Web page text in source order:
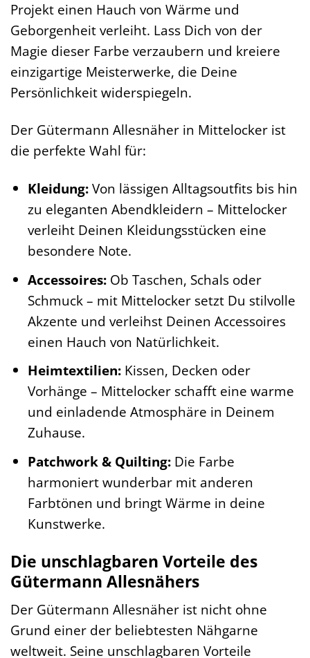
Projekt einen Hauch von Wärme und
Geborgenheit verleiht. Lass Dich von der
Magie dieser Farbe verzaubern und kreiere
einzigartige Meisterwerke, die Deine
Persönlichkeit widerspiegeln.
Der Gütermann Allesnäher in Mittelocker ist
die perfekte Wahl für:
Kleidung:Von lässigen Alltagsoutfits bis hin
zu eleganten Abendkleidern – Mittelocker
verleiht Deinen Kleidungsstücken eine
besondere Note.
Accessoires:Ob Taschen, Schals oder
Schmuck – mit Mittelocker setzt Du stilvolle
Akzente und verleihst Deinen Accessoires
einen Hauch von Natürlichkeit.
Heimtextilien:Kissen, Decken oder
Vorhänge – Mittelocker schafft eine warme
und einladende Atmosphäre in Deinem
Zuhause.
Patchwork & Quilting:Die Farbe
harmoniert wunderbar mit anderen
Farbtönen und bringt Wärme in deine
Kunstwerke.
Die unschlagbaren Vorteile des
Gütermann Allesnähers
Der Gütermann Allesnäher ist nicht ohne
Grund einer der beliebtesten Nähgarne
weltweit. Seine unschlagbaren Vorteile